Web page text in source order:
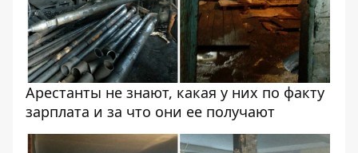
Арестанты не знают, какая у них по факту
зарплата и за что они ее получают